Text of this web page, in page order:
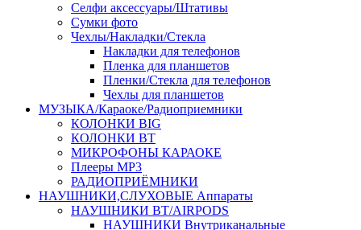
Селфи аксессуары/Штативы
Сумки фото
Чехлы/Накладки/Стекла
Накладки для телефонов
Пленка для планшетов
Пленки/Стекла для телефонов
Чехлы для планшетов
МУЗЫКА/Караоке/Радиоприемники
КОЛОНКИ BIG
КОЛОНКИ BT
МИКРОФОНЫ КАРАОКЕ
Плееры MP3
РАДИОПРИЁМНИКИ
НАУШНИКИ,СЛУХОВЫЕ Аппараты
НАУШНИКИ BT/AIRPODS
НАУШНИКИ Внутриканальные